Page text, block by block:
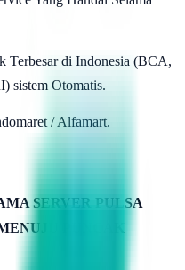
Terbesar di Indonesia (BCA,
Otomatis.
/ Alfamart.
SERVER PULSA
PUNCAK